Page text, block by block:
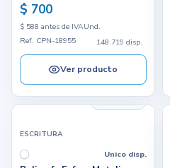
$ 700
$ 588 antes de IVAUnd.
Ref. CPN-18955
148.719 disp.
Ver producto
ESCRITURA
Unico disp.